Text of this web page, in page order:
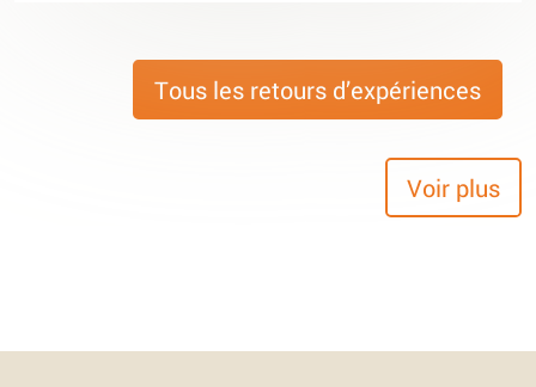
Tous les retours d’expériences
Voir plus